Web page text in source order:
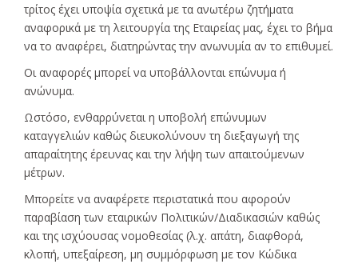
τρίτος έχει υποψία σχετικά με τα ανωτέρω ζητήματα
αναφορικά με τη λειτουργία της Εταιρείας μας, έχει το βήμα
να το αναφέρει, διατηρώντας την ανωνυμία αν το επιθυμεί.
Οι αναφορές μπορεί να υποβάλλονται επώνυμα ή
ανώνυμα.
Ωστόσο, ενθαρρύνεται η υποβολή επώνυμων
καταγγελιών καθώς διευκολύνουν τη διεξαγωγή της
απαραίτητης έρευνας και την λήψη των απαιτούμενων
μέτρων.
Μπορείτε να αναφέρετε περιστατικά που αφορούν
παραβίαση των εταιρικών Πολιτικών/Διαδικασιών καθώς
και της ισχύουσας νομοθεσίας (λ.χ. απάτη, διαφθορά,
κλοπή, υπεξαίρεση, μη συμμόρφωση με τον Κώδικα